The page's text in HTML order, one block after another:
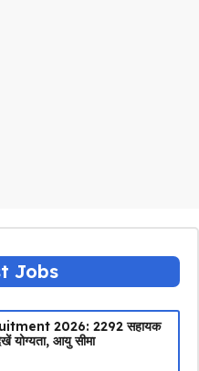
Jobs
2026: 2292 सहायक
योग्यता, आयु सीमा